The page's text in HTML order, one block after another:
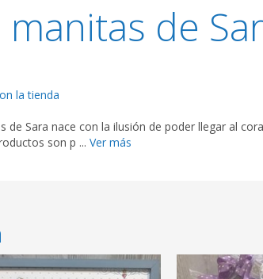
manitas de
la tienda
de Sara nace con la ilusión de poder llegar al
son p ... Ver más